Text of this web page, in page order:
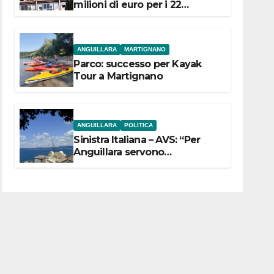
milioni di euro per i 22
ANGUILLARA MARTIGNANO
Parco: successo per Kayak
Tour a Martignano
ANGUILLARA POLITICA
Sinistra Italiana – AVS: “Per
Anguillara servono